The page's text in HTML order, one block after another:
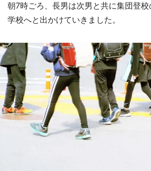
朝7時ごろ、長男は次男と共に集団登校
学校へと出かけていきました。